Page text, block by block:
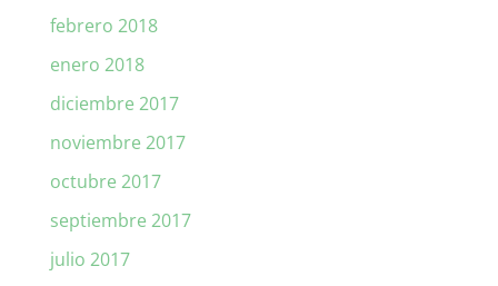
febrero 2018
enero 2018
diciembre 2017
noviembre 2017
octubre 2017
septiembre 2017
julio 2017